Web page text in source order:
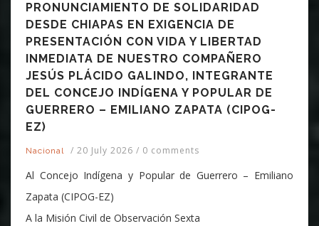
PRONUNCIAMIENTO DE SOLIDARIDAD
DESDE CHIAPAS EN EXIGENCIA DE
PRESENTACIÓN CON VIDA Y LIBERTAD
INMEDIATA DE NUESTRO COMPAÑERO
JESÚS PLÁCIDO GALINDO, INTEGRANTE
DEL CONCEJO INDÍGENA Y POPULAR DE
GUERRERO – EMILIANO ZAPATA (CIPOG-
EZ)
Nacional / 20 July 2026 / 0 comments
Al Concejo Indígena y Popular de Guerrero – Emiliano
Zapata (CIPOG-EZ)
A la Misión Civil de Observación Sexta